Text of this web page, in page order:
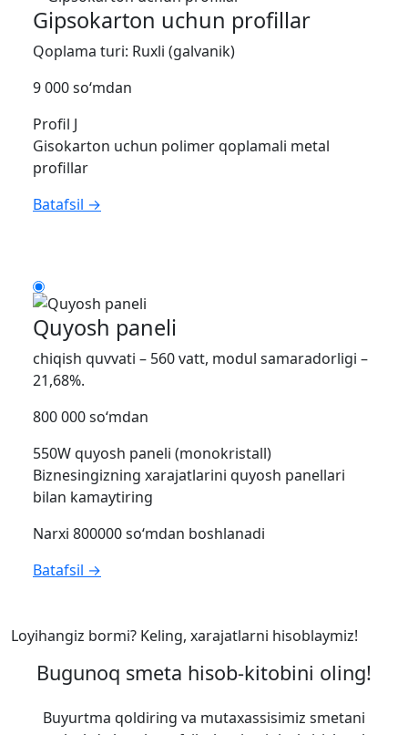
Gipsokarton uchun profillar
Qoplama turi: Ruxli (galvanik)
9 000 so‘mdan
Profil J
Gisokarton uchun polimer qoplamali metal
profillar
Batafsil →
Quyosh paneli
chiqish quvvati – 560 vatt, modul samaradorligi –
21,68%.
800 000 so‘mdan
550W quyosh paneli (monokristall)
Biznesingizning xarajatlarini quyosh panellari
bilan kamaytiring
Narxi 800000 so‘mdan boshlanadi
Batafsil →
Loyihangiz bormi? Keling, xarajatlarni hisoblaymiz!
Bugunoq smeta hisob-kitobini oling!
Buyurtma qoldiring va mutaxassisimiz smetani